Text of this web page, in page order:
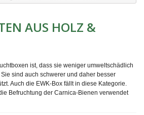
AUS HOLZ &
ist, dass sie weniger umweltschädlich
sind auch schwerer und daher besser
Auch die EWK-Box fällt in diese Kategorie.
Befruchtung der Carnica-Bienen verwendet